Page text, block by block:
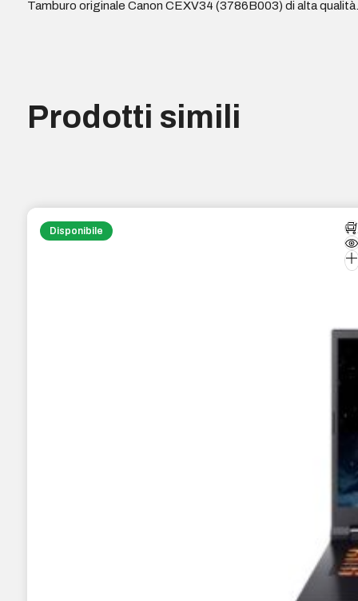
Tamburo originale Canon CEXV34 (3786B003) di alta qualità.
Prodotti simili
Disponibile